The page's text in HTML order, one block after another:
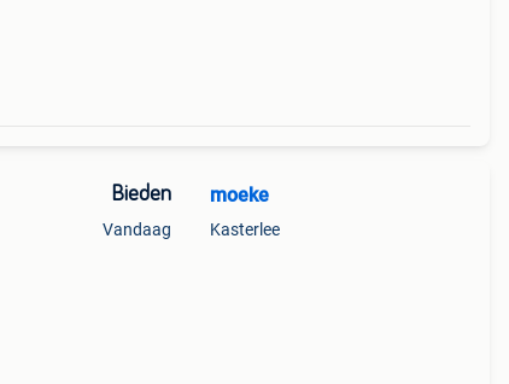
Bieden
Vandaag
moeke
Kasterlee